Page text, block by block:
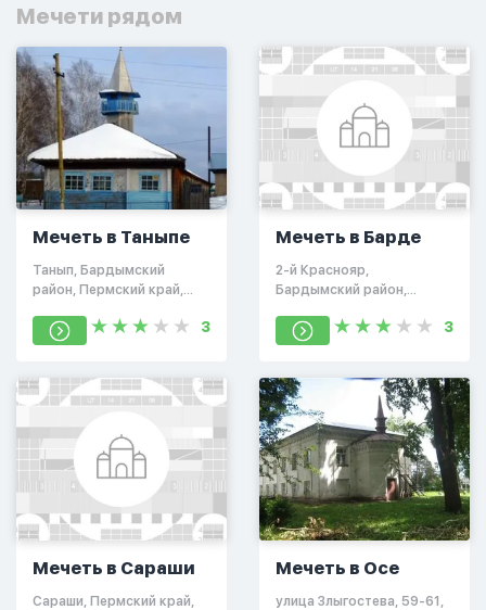
Мечети рядом
Мечеть в Таныпе
Танып, Бардымский
район, Пермский край,
3
Мечеть в Барде
2-й Краснояр,
Бардымский район,
3
Мечеть в Сараши
Сараши, Пермский край,
Мечеть в Осе
улица Злыгостева, 59-61,